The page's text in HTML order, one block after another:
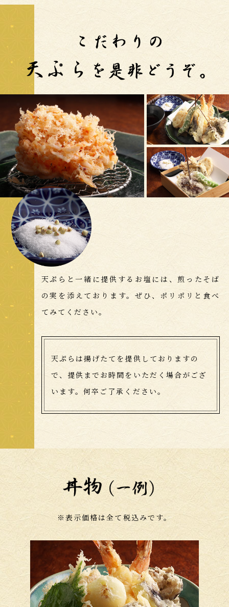
天ぷらと一緒に提供するお塩には、煎ったそば
の実を添えております。ぜひ、ポリポリと食べ
てみてください。
天ぷらは揚げたてを提供しておりますの
で、 提供までお時間をいただく場合がござ
います。 何卒ご了承ください。
※表示価格は全て税込みです。